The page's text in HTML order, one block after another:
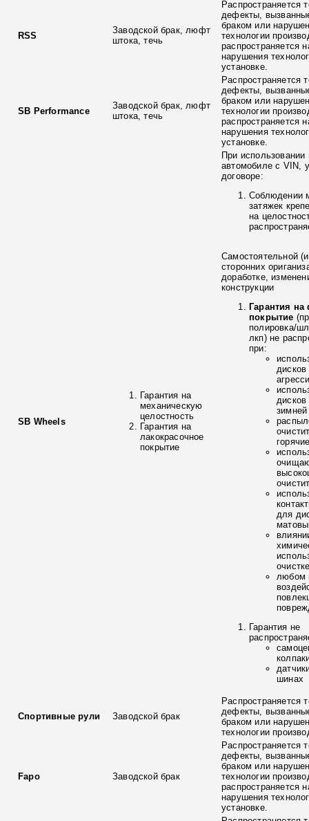
RSS
Заводской брак, люфт
штока, течь
Распространяется
дефекты,
браком или
технологии
распространяется
нарушения
установке.
SB Performance
Заводской брак, люфт
штока, течь
Распространяется
дефекты,
браком или
технологии
распространяется
нарушения
установке.
SB Wheels
Гарантия на
механическую
целостность
Гарантия на
лакокрасочное
покрытие
При использовании
автомобиле с VIN,
договоре:
Соблюдении
затяжек
на
Самостоятельной
сторонних
доработке,
конструкции
Гарантия
покрытие
полировка/
лкп) не
при:
зимней
для
любом
Гарантия не
шинах
Спортивные рули Заводской брак
Распространяется
дефекты,
браком или
технологии
Fapo Заводской брак
Распространяется
дефекты,
браком или
технологии
распространяется
нарушения
установке.